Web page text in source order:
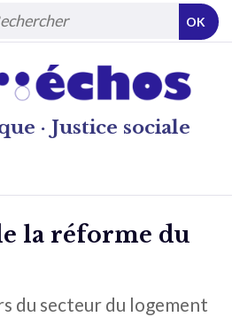
· Justice sociale
OK
la réforme du
du secteur du logement